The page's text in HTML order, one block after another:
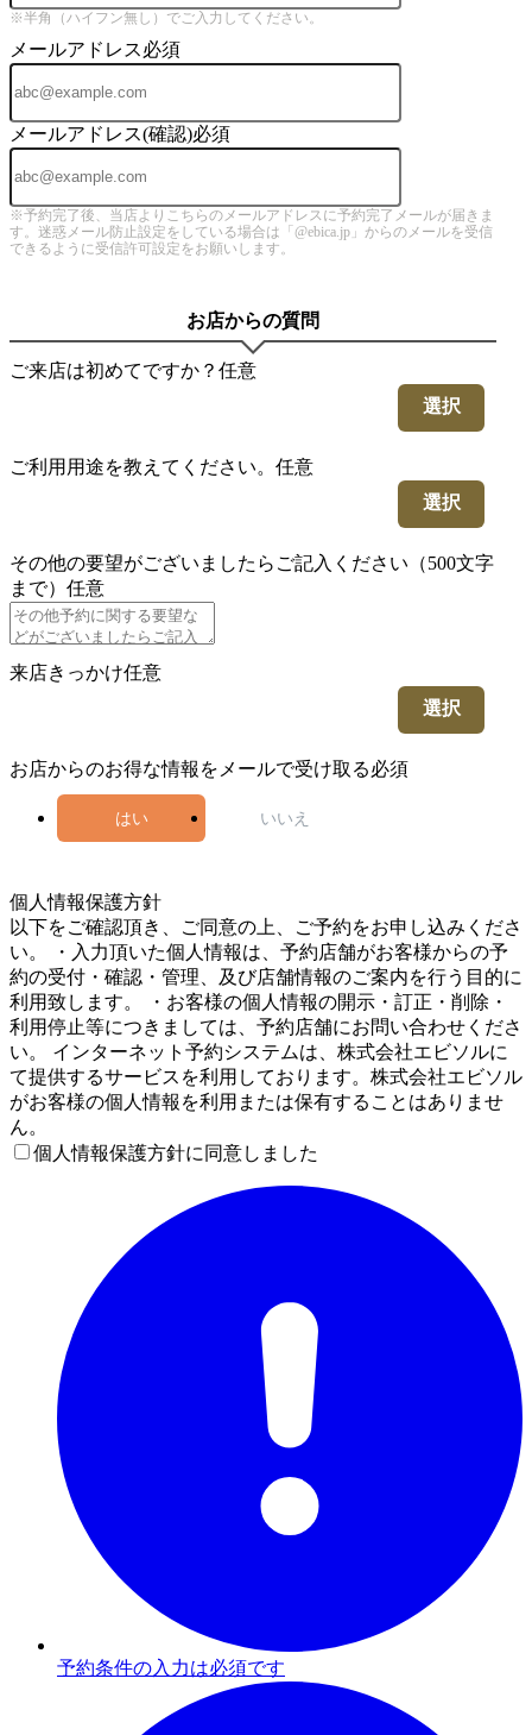
※半角（ハイフン無し）でご入力してください。
メールアドレス必須
メールアドレス(確認)必須
※予約完了後、当店よりこちらのメールアドレスに予約完了メールが届きま
す。迷惑メール防止設定をしている場合は「@ebica.jp」からのメールを受信
できるように受信許可設定をお願いします。
お店からの質問
ご来店は初めてですか？ 任意
選択
ご利用用途を教えてください。 任意
選択
その他の要望がございましたらご記入ください（500文字
まで） 任意
来店きっかけ任意
選択
お店からのお得な情報をメールで受け取る必須
はい いいえ
個人情報保護方針
以下をご確認頂き、ご同意の上、ご予約をお申し込みくださ
い。 ・入力頂いた個人情報は、予約店舗がお客様からの予
約の受付・確認・管理、及び店舗情報のご案内を行う目的に
利用致します。 ・お客様の個人情報の開示・訂正・削除・
利用停止等につきましては、予約店舗にお問い合わせくださ
い。 インターネット予約システムは、株式会社エビソルに
て提供するサービスを利用しております。株式会社エビソル
がお客様の個人情報を利用または保有することはありませ
ん。
個人情報保護方針に同意しました
予約条件の入力は必須です